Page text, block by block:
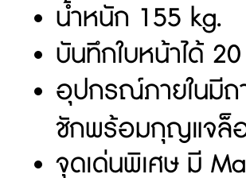
น้ำหนัก 155 kg.
บันทึกใบหน้าได้
อุปกรณ์ภายในมี
ชักพร้อมกุญแจล็
จุดเด่นพิเศษ มี